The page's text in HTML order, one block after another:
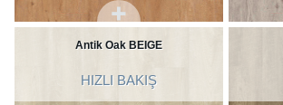
Antik Oak BEIGE
HIZLI BAKIŞ